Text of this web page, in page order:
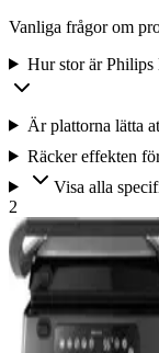
Vanliga frågor om
Hur stor är
Är plattorna lätta
Räcker effekten
Visa alla
2